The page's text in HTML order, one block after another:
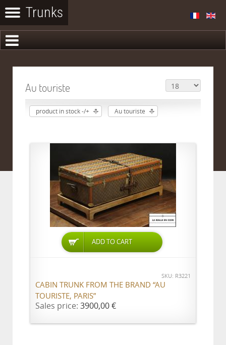
Au touriste
product in stock -/+ Au touriste
ADD TO CART
SKU: R3221
CABIN TRUNK FROM THE BRAND “AU
TOURISTE, PARIS”
Sales price: 3900,00 €